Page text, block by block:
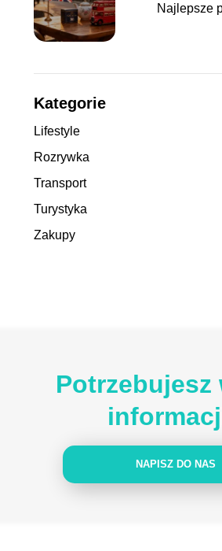
Najlepsze
Kategorie
Lifestyle
Rozrywka
Transport
Turystyka
Zakupy
Potrzebujesz
NAPISZ DO NAS